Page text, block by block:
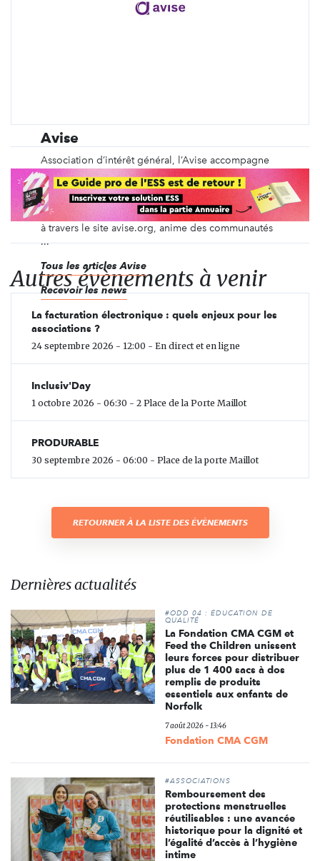
Avise
Association d’intérêt général, l’Avise accompagne
le développement de l’économie sociale et
solidaire (ESS) et de l’innovation sociale en France
et en Europe. Agence d’ingénierie créée en 2002,
elle outille et oriente les parties prenantes de l’ESS
à travers le site avise.org, anime des communautés
...
Tous les articles Avise
Recevoir les news
Autres évènements à venir
La facturation électronique : quels enjeux pour les
associations ?
24 septembre 2026 - 12:00 - En direct et en ligne
Inclusiv'Day
1 octobre 2026 - 06:30 - 2 Place de la Porte Maillot
PRODURABLE
30 septembre 2026 - 06:00 - Place de la porte Maillot
RETOURNER À LA LISTE DES ÉVÈNEMENTS
Dernières actualités
#ODD 04 : ÉDUCATION DE
QUALITÉ
La Fondation CMA CGM et
Feed the Children unissent
leurs forces pour distribuer
plus de 1 400 sacs à dos
remplis de produits
essentiels aux enfants de
Norfolk
7 août 2026 - 13:46
Fondation CMA CGM
#ASSOCIATIONS
Remboursement des
protections menstruelles
réutilisables : une avancée
historique pour la dignité et
l’égalité d’accès à l’hygiène
intime